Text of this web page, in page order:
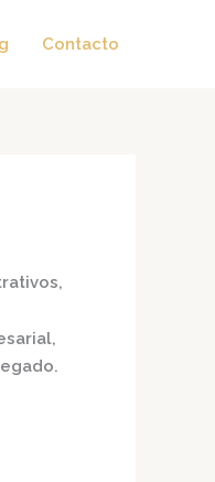
Contacto